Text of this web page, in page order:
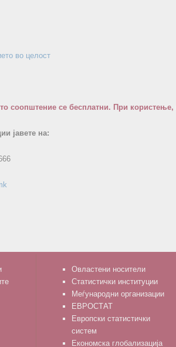
во целост
соопштение се бесплатни. При
јавете на:
Овластени носители
Статистички институции
Меѓународни организации
ЕВРОСТАТ
Европски статистички
систем
Економска глобализација